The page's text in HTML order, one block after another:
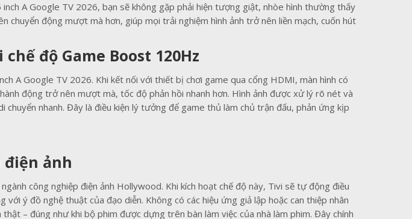
A Google TV 2026, bạn sẽ không gặp phải hiện tượng giật, nhòe hình thường thấy
động mượt mà hơn, giúp mọi trải nghiệm hình ảnh trở nên liền mạch, cuốn hút
độ Game Boost 120Hz
A Google TV 2026. Khi kết nối với thiết bị chơi game qua cổng HDMI, màn hình có
động trở nên mượt mà, tốc độ phản hồi nhanh hơn. Hình ảnh được xử lý rõ nét và
nhanh. Đây là điều kiện lý tưởng để game thủ làm chủ trận đấu, phản ứng kịp
ảnh
công nghiệp điện ảnh Hollywood. Khi kích hoạt chế độ này, Tivi sẽ tự động điều
ý đồ nghệ thuật của đạo diễn. Không có các hiệu ứng giả lập hoặc can thiệp nhân
– đúng như khi bộ phim được dựng trên bàn làm việc của nhà làm phim. Đây chính